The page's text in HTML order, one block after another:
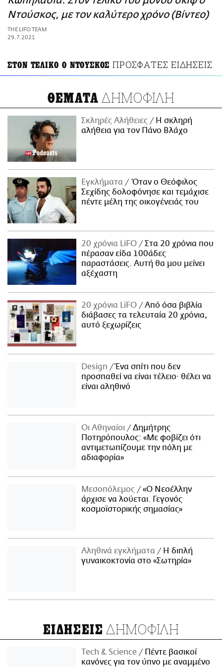
ΑΜΠΑ
PRINT
Ντούσκος, με τον καλύτερο χρόνο (Βίντεο)
THE LIFO TEAM
29.7.2021
ΣΤΟΝ ΤΕΛΙΚΟ Ο ΝΤΟΥΣΚΟΣ ΠΡΟΣΦΑΤΕΣ ΕΙΔΗΣΕΙΣ
ΘΕΜΑΤΑ ΔΗΜΟΦΙΛΗ
Σκληρές Αλήθειες
H σκληρή
αλήθεια για τον Πάνο Βλάχο
Εγκλήματα
Όταν ο Θεόφιλος
Σεχίδης δολοφόνησε και τεμάχισε
πέντε μέλη της οικογένειάς του
20 χρόνια LiFO
Στα 20 χρόνια που
πέρασαν είδα 100άδες
παραστάσεις. Αυτή θα μου μείνει
αξέχαστη
20 χρόνια LiFO
Από όσα βιβλία
διάβασες τα τελευταία 20 χρόνια,
αυτό ξεχωρίζεις
Design
Ένα σπίτι που δεν
προσπαθεί να είναι τέλειο· θέλει να
είναι αληθινό
Οι Αθηναίοι
Δημήτρης
Ποτηρόπουλος: «Με φοβίζει ότι
αντιμετωπίζουμε την πόλη με
αδιαφορία»
Μεσοπόλεμος
«Ο Νεοέλλην
άρχισε να λούεται. Γεγονός
κοσμοϊστορικής σημασίας»
Αληθινά εγκλήματα
Η διπλή
γυναικοκτονία στο «Σωτηρία»
ΕΙΔΗΣΕΙΣ ΔΗΜΟΦΙΛΗ
Τech & Science
Πέντε βασικοί
κανόνες για τον ύπνο με αναμμένο